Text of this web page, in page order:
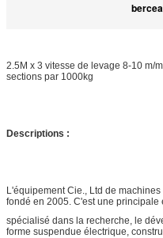
2.5M x 3 vitesse de levage 8-10 m/
sections par 1000kg
Descriptions :
L'équipement Cie., Ltd de
fondé en 2005. C'est une principale
spécialisé dans la recherche, le
forme suspendue électrique,